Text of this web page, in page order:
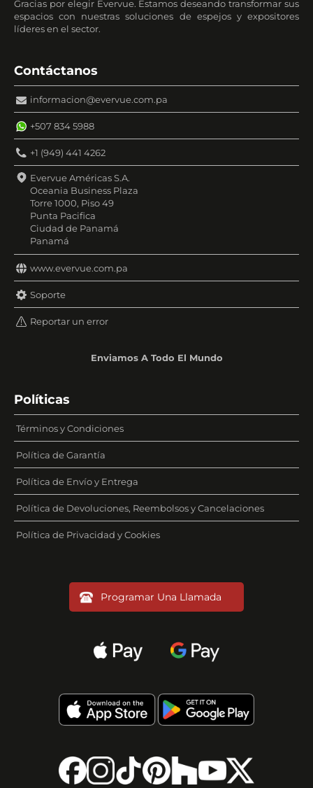
Gracias por elegir Evervue. Estamos deseando transformar sus
espacios con nuestras soluciones de espejos y expositores
líderes en el sector.
Contáctanos
informacion@evervue.com.pa
+507 834 5988
+1 (949) 441 4262
Evervue Américas S.A.
Oceania Business Plaza
Torre 1000, Piso 49
Punta Pacifica
Ciudad de Panamá
Panamá
www.evervue.com.pa
Soporte
Reportar un error
Enviamos A Todo El Mundo
Políticas
Términos y Condiciones
Política de Garantía
Política de Envío y Entrega
Política de Devoluciones, Reembolsos y Cancelaciones
Política de Privacidad y Cookies
Programar Una Llamada